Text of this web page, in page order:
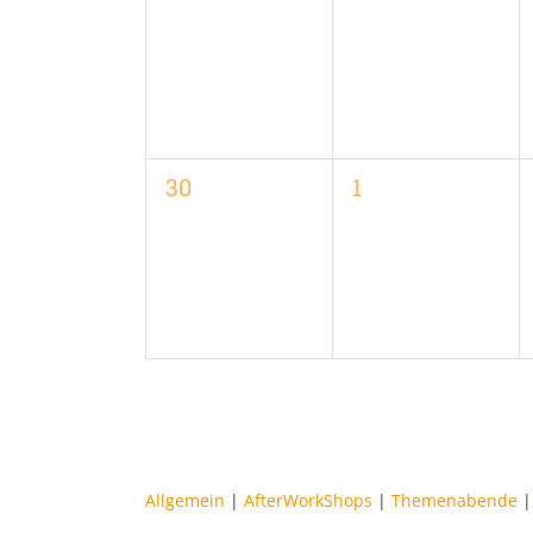
0
30
0
1
Allgemein | AfterWorkShops | Themenabende |